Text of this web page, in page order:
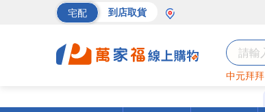
宅配 到店取貨
中元拜拜